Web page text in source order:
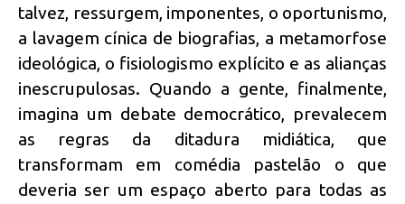
talvez, ressurgem, imponentes, o oportunismo,
a lavagem cínica de biografias, a metamorfose
ideológica, o fisiologismo explícito e as alianças
inescrupulosas. Quando a gente, finalmente,
imagina um debate democrático, prevalecem
as regras da ditadura midiática, que
transformam em comédia pastelão o que
deveria ser um espaço aberto para todas as